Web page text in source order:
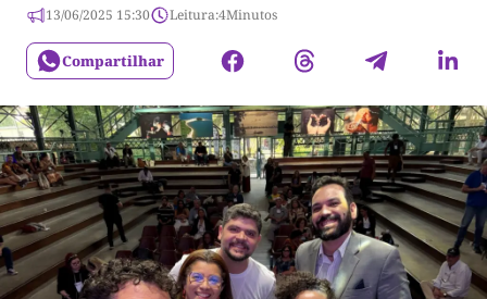
13/06/2025 15:30 Leitura:4Minutos
Compartilhar